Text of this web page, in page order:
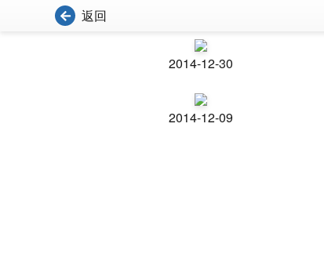
返回
2014-12-30
2014-12-09